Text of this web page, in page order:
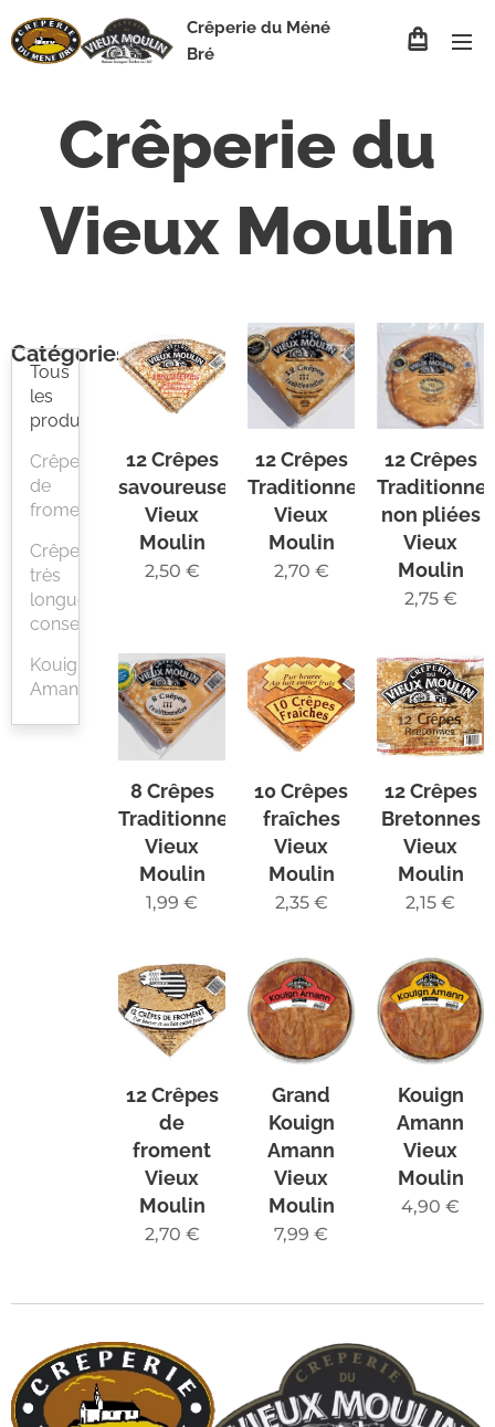
Crêperie du Méné
Bré
Crêperie du
Vieux Moulin
Catégories
Tous
les
produits
Crêpes
de
froment
Crêpes
très
longue
conservation
Kouign
Amann
12 Crêpes
savoureuses
Vieux
Moulin
2,50 €
12 Crêpes
Traditionnelles
Vieux
Moulin
2,70 €
12 Crêpes
non pliées
Vieux
Moulin
2,75€
8 Crêpes
Traditionnelles
Vieux
Moulin
1,99 €
10 Crêpes
fraîches
Vieux
Moulin
2,35€
12 Crêpes
Bretonnes
Vieux
Moulin
2,15 €
12 Crêpes
de
froment
Vieux
Moulin
2,70 €
Grand
Kouign
Amann
Vieux
Moulin
7,99 €
Kouign
Amann
Vieux
Moulin
4,90 €